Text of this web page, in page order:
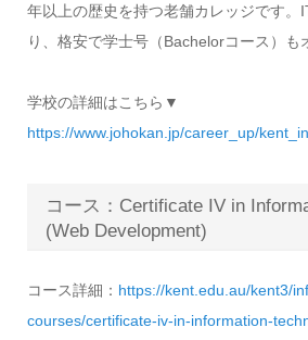
年以上の歴史を持つ老舗カレッジです。
り、格安で学士号（Bachelorコース）も
学校の詳細はこちら▼
https://www.johokan.jp/career_up/
コース：Certificate IV in
(Web Development)
コース詳細： https://kent.edu.au/kent3/
courses/certificate-iv-in-information-